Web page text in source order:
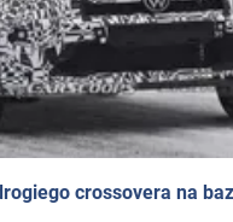
crossovera na